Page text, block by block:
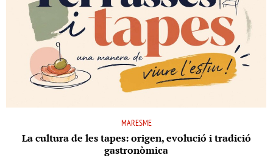
MARESME
La cultura de les tapes: origen, evolució i tradició
gastronòmica